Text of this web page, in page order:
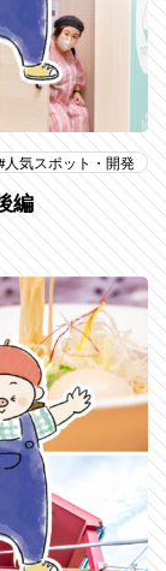
人気スポット・開発
編